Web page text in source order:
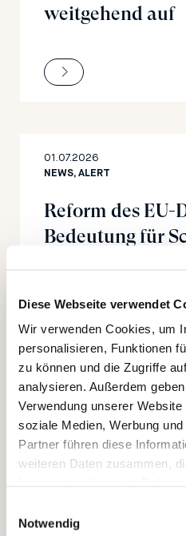
Diese Webseite verwendet
Wir verwenden Cookies, um
personalisieren, Funktionen
zu können und die Zugriffe
analysieren. Außerdem
Verwendung unserer
soziale Medien, Werbung
Partner führen diese
weiteren Daten zusammen,
Notwendig
weitgehend auf
01.07.2026
NEWS, ALERT
Reform des EU-
Bedeutung für
03.03.2026
SPEAKING ENGAGEMENT,